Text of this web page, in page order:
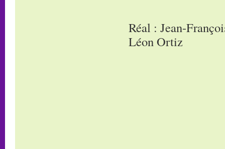
Réal : Jean-
Léon Ortiz